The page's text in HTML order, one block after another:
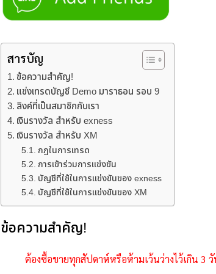
สารบัญ
ข้อความสำคัญ!
แข่งเทรดบัญชี Demo มาราธอน รอบ 9
ลิงค์ที่เป็นสมาชิกกับเรา
เงินรางวัล สำหรับ exness
เงินรางวัล สำหรับ XM
กฎในการเทรด
การเข้าร่วมการแข่งขัน
บัญชีที่ใช้ในการแข่งขันของ exness
บัญชีที่ใช้ในการแข่งขันของ XM
ข้อความสำคัญ!
ต้องซื้อขายทุกสัปดาห์หรือห้ามเว้นว่างไว้เกิน 3